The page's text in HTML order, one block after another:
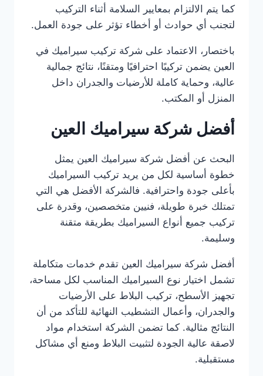
كما يتم الالتزام بمعايير السلامة أثناء التركيب
لتجنب أي حوادث أو أخطاء تؤثر على جودة العمل.
باختصار، الاعتماد على شركة تركيب سيراميك في
العين يضمن تركيبًا احترافيًا ومتقنًا، نتائج جمالية
عالية، وحماية كاملة للأرضيات والجدران داخل
المنزل أو المكتب.
أفضل شركة سيراميك العين
البحث عن أفضل شركة سيراميك العين يمثل
خطوة أساسية لكل من يريد تركيب السيراميك
بأعلى جودة واحترافية. فالشركة الأفضل هي التي
تمتلك خبرة طويلة، فنيين متخصصين، وقدرة على
تركيب جميع أنواع السيراميك بطريقة متقنة
وسليمة.
أفضل شركة سيراميك العين تقدم خدمات متكاملة
تشمل اختيار نوع السيراميك المناسب لكل مساحة،
تجهيز الأسطح، تركيب البلاط على الأرضيات
والجدران، وأعمال التشطيب النهائية للتأكد من أن
النتائج مثالية. كما تضمن الشركة استخدام مواد
لاصقة عالية الجودة لتثبيت البلاط ومنع أي مشاكل
مستقبلية.